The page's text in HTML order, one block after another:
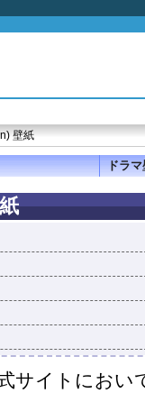
壁紙
ドラ
サイトにおい